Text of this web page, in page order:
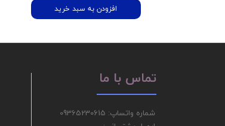
افزودن به سبد خرید
شماره واتساپ: 09365230615
تماس با ما